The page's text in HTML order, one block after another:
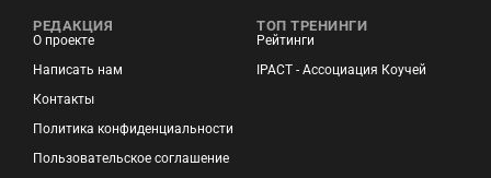
РЕДАКЦИЯ
О проекте
Написать нам
Контакты
Политика конфиденциальности
Пользовательское соглашение
ТОП ТРЕНИНГИ
Рейтинги
IPACT - Ассоциация Коучей